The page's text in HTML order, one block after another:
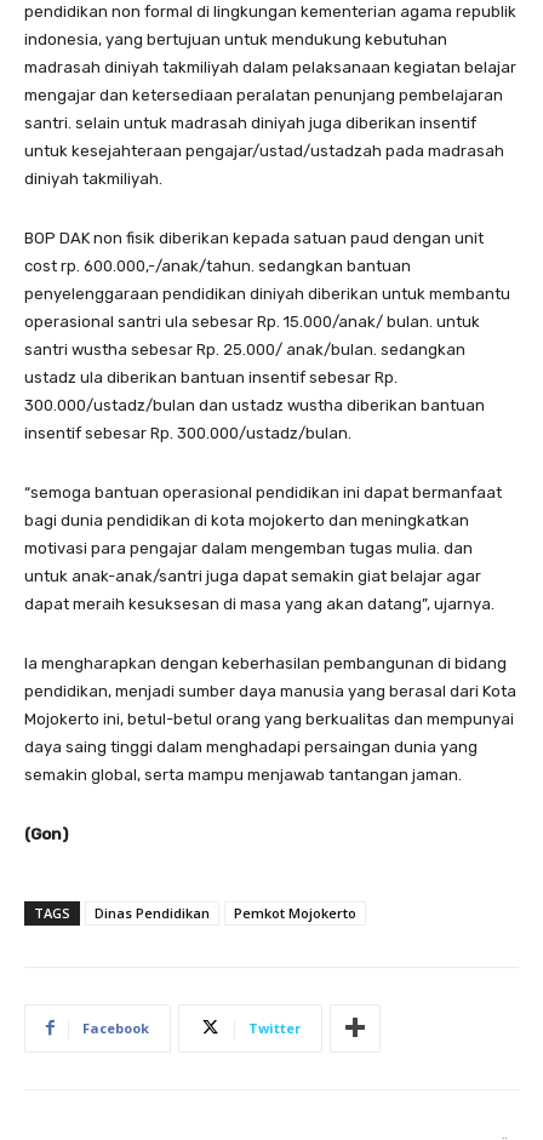
pendidikan non formal di lingkungan kementerian agama republik
indonesia, yang bertujuan untuk mendukung kebutuhan
madrasah diniyah takmiliyah dalam pelaksanaan kegiatan belajar
mengajar dan ketersediaan peralatan penunjang pembelajaran
santri. selain untuk madrasah diniyah juga diberikan insentif
untuk kesejahteraan pengajar/ustad/ustadzah pada madrasah
diniyah takmiliyah.
BOP DAK non fisik diberikan kepada satuan paud dengan unit
cost rp. 600.000,-/anak/tahun. sedangkan bantuan
penyelenggaraan pendidikan diniyah diberikan untuk membantu
operasional santri ula sebesar Rp. 15.000/anak/ bulan. untuk
santri wustha sebesar Rp. 25.000/ anak/bulan. sedangkan
ustadz ula diberikan bantuan insentif sebesar Rp.
300.000/ustadz/bulan dan ustadz wustha diberikan bantuan
insentif sebesar Rp. 300.000/ustadz/bulan.
“semoga bantuan operasional pendidikan ini dapat bermanfaat
bagi dunia pendidikan di kota mojokerto dan meningkatkan
motivasi para pengajar dalam mengemban tugas mulia. dan
untuk anak-anak/santri juga dapat semakin giat belajar agar
dapat meraih kesuksesan di masa yang akan datang”, ujarnya.
Ia mengharapkan dengan keberhasilan pembangunan di bidang
pendidikan, menjadi sumber daya manusia yang berasal dari Kota
Mojokerto ini, betul-betul orang yang berkualitas dan mempunyai
daya saing tinggi dalam menghadapi persaingan dunia yang
semakin global, serta mampu menjawab tantangan jaman.
(Gon)
TAGS Dinas Pendidikan Pemkot Mojokerto
Facebook Twitter